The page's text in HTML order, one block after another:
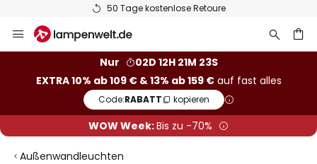
50 Tage kostenlose Retoure
Inhalt
Nur
02D 12H 21M 22S
EXTRA 10% ab 109 € & 13% ab 159 €auf fast alles
Code:RABATT kopieren
WOW Week:Bis zu -70%
Außenwandleuchten